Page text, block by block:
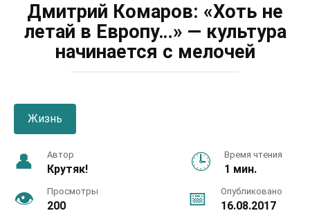
Дмитрий Комаров: «Хоть не
летай в Европу…» — культура
начинается с мелочей
Жизнь
Автор
Крутяк!
Время чтения
1 мин.
Просмотры
200
Опубликовано
16.08.2017